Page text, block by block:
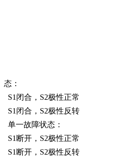
态：
S1闭合，S2极性正常
S1闭合，S2极性反转
单一故障状态：
S1断开，S2极性正常
S1断开，S2极性反转